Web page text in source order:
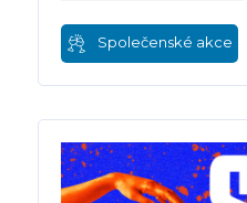
Společenské akce